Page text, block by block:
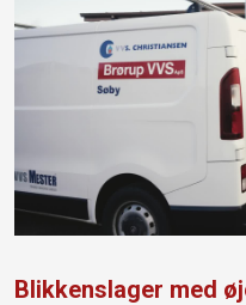
Blikkenslager med